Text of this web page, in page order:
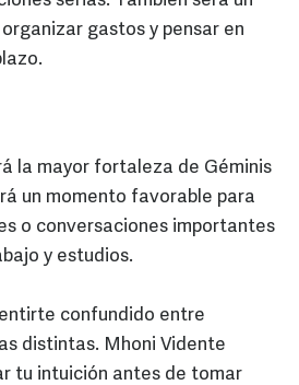
gastos y pensar en
la mayor fortaleza de Géminis
un momento favorable para
o conversaciones importantes
y estudios.
confundido entre
distintas. Mhoni Vidente
tu intuición antes de tomar